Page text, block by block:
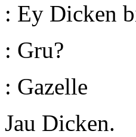
: Ey Dicken
: Gru?
: Gazelle
Jau Dicken.